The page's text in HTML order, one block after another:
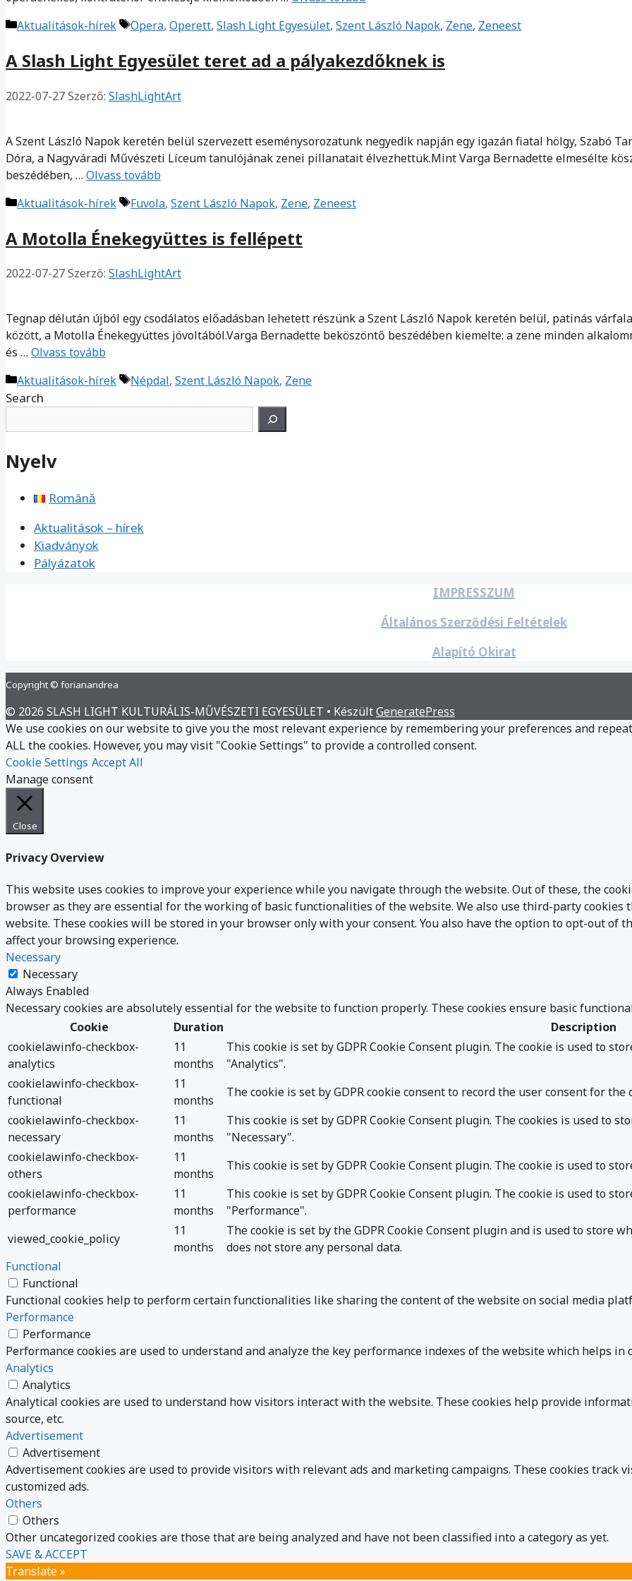
Kategória
Aktualitások-hírek Címkék
Opera, Operett, Slash Light Egyesület, Szent László Napok, Zene, Zeneest
A Slash Light Egyesület teret ad a pályakezdőknek is
2022-07-27Szerző: SlashLightArt
A Szent László Napok keretén belül szervezett eseménysorozatunk negyedik napján egy igazán fiatal hölgy, Szabó
Dóra, a Nagyváradi Művészeti Líceum tanulójának zenei pillanatait élvezhettük.Mint Varga Bernadette elmesélte
beszédében, … Olvass tovább
Kategória
Aktualitások-hírek Címkék
Fuvola, Szent László Napok, Zene, Zeneest
A Motolla Énekegyüttes is fellépett
2022-07-27Szerző: SlashLightArt
Tegnap délután újból egy csodálatos előadásban lehetett részünk a Szent László Napok keretén belül, patinás
között, a Motolla Énekegyüttes jóvoltából.Varga Bernadette beköszöntő beszédében kiemelte: a zene minden
és … Olvass tovább
Kategória
Aktualitások-hírek Címkék
Népdal, Szent László Napok, Zene
Search
Nyelv
Română
Aktualitások – hírek
Kiadványok
Pályázatok
IMPRESSZUM
Általános Szerződési Feltételek
Alapító Okirat
Copyright © forianandrea
© 2026 SLASH LIGHT KULTURÁLIS-MŰVÉSZETI EGYESÜLET • KészültGeneratePress
We use cookies on our website to give you the most relevant experience by remembering your preferences and
ALL the cookies. However, you may visit "Cookie Settings" to provide a controlled consent.
Cookie Settings Accept All
Manage consent
Close
Privacy Overview
This website uses cookies to improve your experience while you navigate through the website. Out of these, the
browser as they are essential for the working of basic functionalities of the website. We also use third-party cookies
website. These cookies will be stored in your browser only with your consent. You also have the option to opt-out of
affect your browsing experience.
Necessary
Necessary
Always Enabled
Necessary cookies are absolutely essential for the website to function properly. These cookies ensure basic
Cookie
Duration
Description
cookielawinfo-checkbox-
analytics
11
months
This cookie is set by GDPR Cookie Consent plugin. The cookie is used to
"Analytics".
cookielawinfo-checkbox-
functional
11
months
The cookie is set by GDPR cookie consent to record the user consent for
cookielawinfo-checkbox-
necessary
11
months
This cookie is set by GDPR Cookie Consent plugin. The cookies is used to
"Necessary".
cookielawinfo-checkbox-
others
11
months
This cookie is set by GDPR Cookie Consent plugin. The cookie is used to
cookielawinfo-checkbox-
performance
11
months
This cookie is set by GDPR Cookie Consent plugin. The cookie is used to
"Performance".
viewed_cookie_policy
11
months
The cookie is set by the GDPR Cookie Consent plugin and is used to store
does not store any personal data.
Functional
Functional
Functional cookies help to perform certain functionalities like sharing the content of the website on social media
Performance
Performance
Performance cookies are used to understand and analyze the key performance indexes of the website which helps
Analytics
Analytics
Analytical cookies are used to understand how visitors interact with the website. These cookies help provide
source, etc.
Advertisement
Advertisement
Advertisement cookies are used to provide visitors with relevant ads and marketing campaigns. These cookies track
customized ads.
Others
Others
Other uncategorized cookies are those that are being analyzed and have not been classified into a category as yet.
SAVE & ACCEPT
Translate »